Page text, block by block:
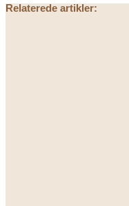
Relaterede artikler: